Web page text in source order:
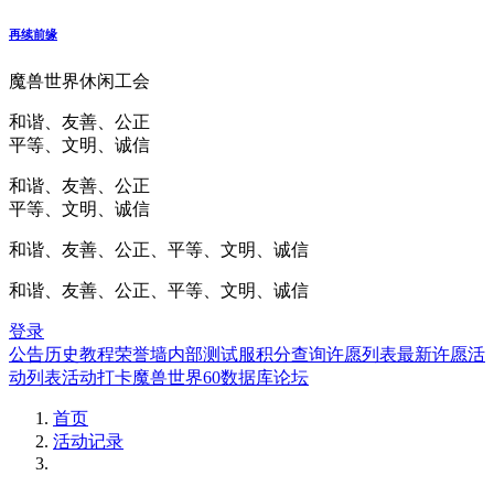
再续前缘
魔兽世界休闲工会
和谐、友善、公正
平等、文明、诚信
和谐、友善、公正
平等、文明、诚信
和谐、友善、公正、平等、文明、诚信
和谐、友善、公正、平等、文明、诚信
登录
公告历史教程荣誉墙内部测试服积分查询许愿列表最新许愿活
动列表活动打卡魔兽世界60数据库论坛
首页
活动记录